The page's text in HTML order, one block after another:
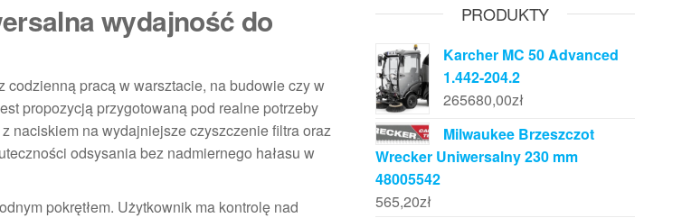
wydajność do
pracą w warsztacie, na budowie czy w
propozycją przygotowaną pod realne potrzeby
naciskiem na wydajniejsze czyszczenie filtra oraz
odsysania bez nadmiernego hałasu w
pokrętłem. Użytkownik ma kontrolę nad
PRODUKTY
Karcher MC 50 Advanced
1.442-204.2
265680,00zł
Milwaukee Brzeszczot
Wrecker Uniwersalny 230 mm
48005542
565,20zł